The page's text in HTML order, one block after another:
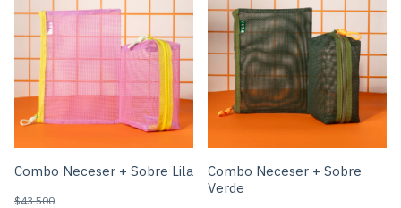
Combo Neceser + Sobre Lila
$43.500
Combo Neceser + Sobre
Verde